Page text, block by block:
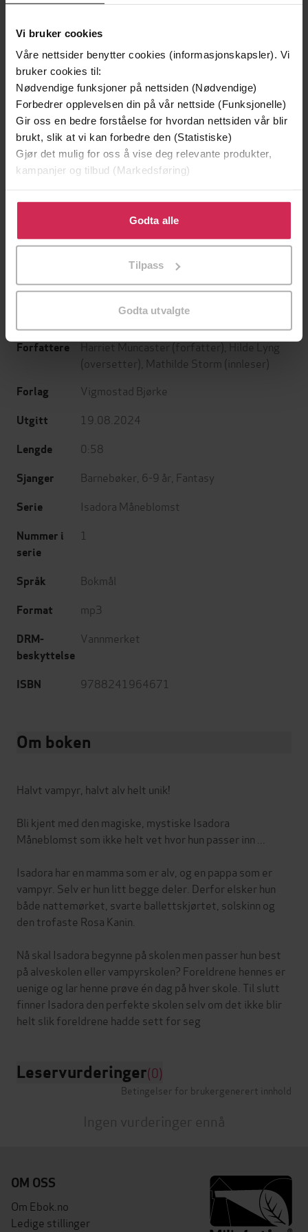
Vi bruker cookies
Våre nettsider benytter cookies (informasjonskapsler). Vi
bruker cookies til:
Nødvendige funksjoner på nettsiden (Nødvendige)
Forbedrer opplevelsen din på vår nettside (Funksjonelle)
Gir oss en bedre forståelse for hvordan nettsiden vår blir
brukt, slik at vi kan forbedre den (Statistiske)
Gjør det mulig for oss å vise deg relevante produkter,
kampanjer og tilbud (Markedsføring)
Klikk på «Godta alle» for å gi oss ditt samtykke til å
bruke cookies for alle disse formålene. Du kan også
tilpasse ditt samtykke til spesifikke formål ved å klikke
Godta alle
Tilpass
Godta utvalgte
Hemmelighetenes hemmelighet
Forfattere Harriet Muncaster(forfatter),Hilde Lyng
(oversetter), Mathilde Storm (innleser)
Forlag Vigmostad Bjørke
Utgitt 19.08.2024
Lengde 0:58
Sjanger Barnebøker 6-9 år Fantasy
Serie Isadora Måneblomst
Nummer i
serie
1
Språk Bokmål
Format mp3
DRM-
beskyttelse
Vannmerket
ISBN 9788241964671
Om boken
Halvt vampyr, halvt alv helt unik!
Bli kjent med den magiske, mystiske Isadora
Måneblomst som ikke helt vet hvor hun passer inn ...
Isadora har en mamma som er alv, og en pappa som er
vampyr. Selv er hun litt begge deler. Derfor elsker hun
både nattemørket, svarte ballettskjørtet, solskinn og
den trofaste Rosa Kanin.
Nå skal Isadora begynne på skolen men passer hun best
på alveskolen eller vampyrskolen? Foreldrene hennes er
uenige og lar henne prøve én dag på hver skole. Til slutt
finner Isadora den perfekte skolen selv om det ikke blir
Leservurderinger(0)
Betingelser for brukergenerert innhold
Ingen vurderinger ennå
OM OSS
Om Ebok.no
Ledige stillinger